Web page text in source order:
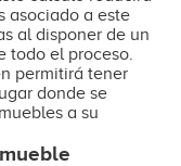
asociado a este
al disponer de un
todo el proceso.
permitirá tener
donde se
a su